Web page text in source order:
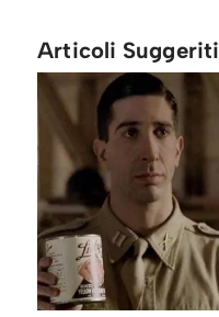
Articoli Suggeriti